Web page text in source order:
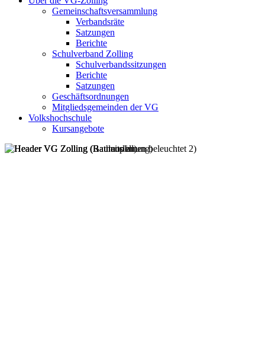
Gemeinschaftsversammlung
Verbandsräte
Satzungen
Berichte
Schulverband Zolling
Schulverbandssitzungen
Berichte
Satzungen
Geschäftsordnungen
Mitgliedsgemeinden der VG
Volkshochschule
Kursangebote